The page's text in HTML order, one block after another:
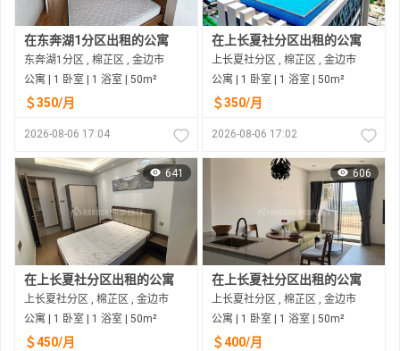
在东奔湖1分区出租的公寓
东奔湖1分区 , 棉芷区 , 金边市
公寓 | 1 卧室 | 1 浴室 | 50m²
＄350/月
2026-08-06 17:04
在上长夏社分区出租的公寓
上长夏社分区 , 棉芷区 , 金边市
公寓 | 1 卧室 | 1 浴室 | 50m²
＄350/月
2026-08-06 17:02
641
在上长夏社分区出租的公寓
上长夏社分区 , 棉芷区 , 金边市
公寓 | 1 卧室 | 1 浴室 | 50m²
＄450/月
606
在上长夏社分区出租的公寓
上长夏社分区 , 棉芷区 , 金边市
公寓 | 1 卧室 | 1 浴室 | 50m²
＄400/月